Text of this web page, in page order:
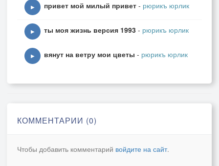
▶ привет мой милый привет - рюрикъ юрлик
▶ ты моя жизнь версия 1993 - рюрикъ юрлик
▶ вянут на ветру мои цветы - рюрикъ юрлик
КОММЕНТАРИИ (0)
Чтобы добавить комментарий войдите на сайт.